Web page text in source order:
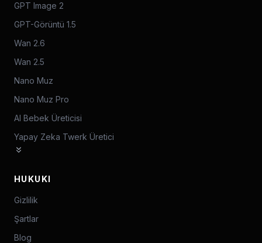
GPT Image 2
GPT-Görüntü 1.5
Wan 2.6
Wan 2.5
Nano Muz
Nano Muz Pro
AI Bebek Üreticisi
Yapay Zeka Twerk Üretici
HUKUKI
Gizlilik
Şartlar
Blog